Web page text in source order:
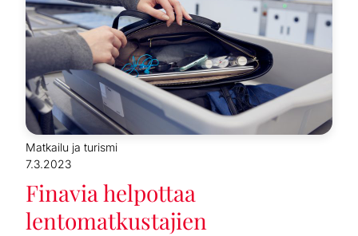
Matkailu ja turismi
7.3.2023
Finavia helpottaa
lentomatkustajien